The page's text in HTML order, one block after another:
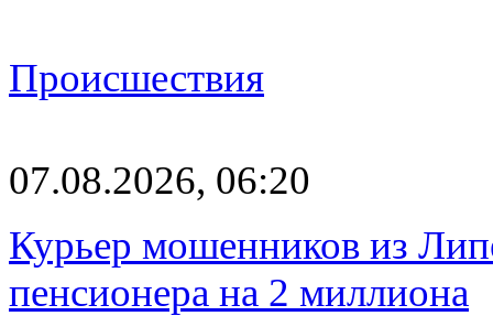
Происшествия
07.08.2026, 06:20
Курьер мошенников из
пенсионера на 2 миллиона